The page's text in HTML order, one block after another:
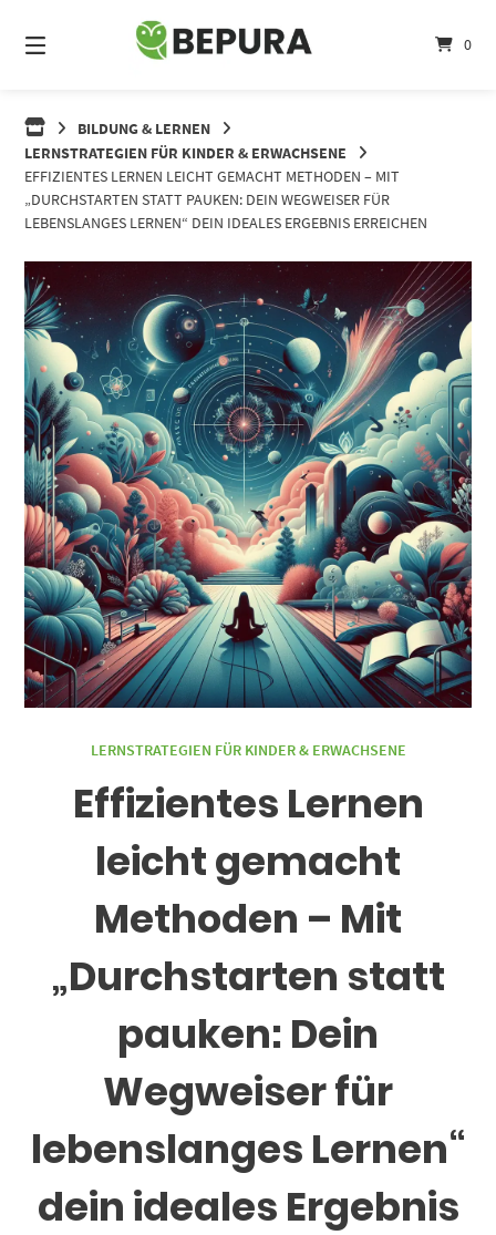
zum
Inhalt
0
BILDUNG & LERNEN
LERNSTRATEGIEN FÜR KINDER & ERWACHSENE
EFFIZIENTES LERNEN LEICHT GEMACHT METHODEN – MIT
„DURCHSTARTEN STATT PAUKEN: DEIN WEGWEISER FÜR
LEBENSLANGES LERNEN“ DEIN IDEALES ERGEBNIS ERREICHEN
LERNSTRATEGIEN FÜR KINDER & ERWACHSENE
Effizientes Lernen
leicht gemacht
Methoden – Mit
„Durchstarten statt
pauken: Dein
Wegweiser für
lebenslanges Lernen“
dein ideales Ergebnis